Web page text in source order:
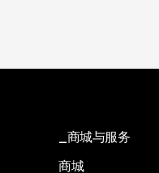
商城与服务
商城